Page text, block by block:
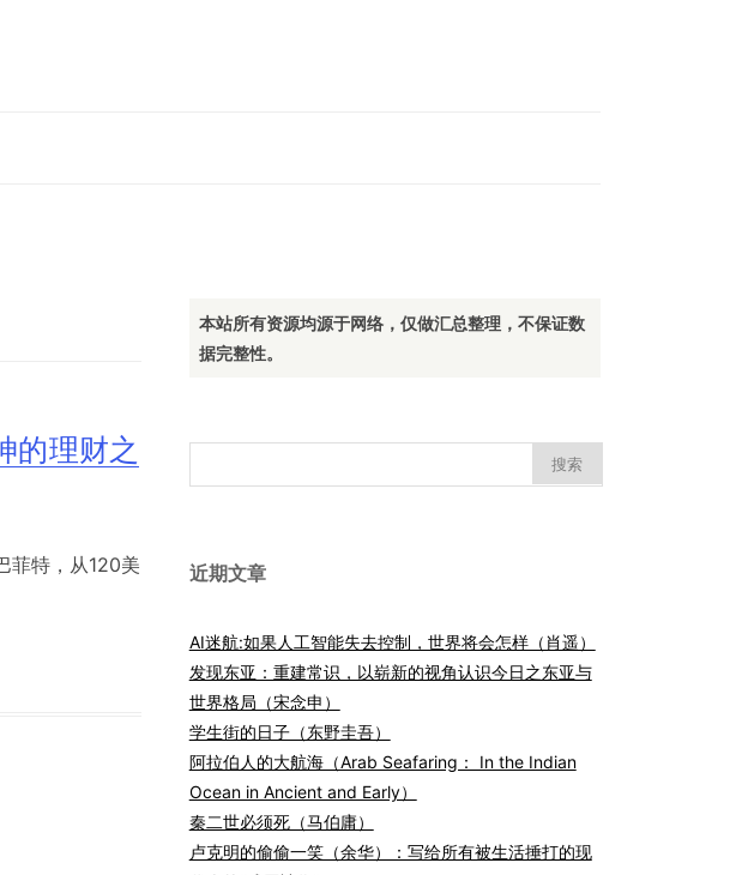
的理财之
菲特，从120美
本站所有资源均源于网络，仅做汇总整理，不保证数
据完整性。
索：
近期文章
AI迷航:如果人工智能失去控制，世界将会怎样（肖遥）
发现东亚：重建常识，以崭新的视角认识今日之东亚与
世界格局（宋念申）
学生街的日子（东野圭吾）
阿拉伯人的大航海（Arab Seafaring： In the Indian
Ocean in Ancient and Early）
秦二世必须死（马伯庸）
卢克明的偷偷一笑（余华）：写给所有被生活捶打的现